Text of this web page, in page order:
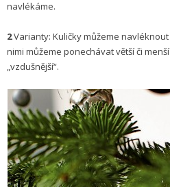
navlékáme.
2Varianty: Kuličky můžeme
nimi můžeme ponechávat větší či
„vzdušnější“.